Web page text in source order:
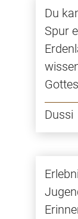
Du
Spur
Dussi